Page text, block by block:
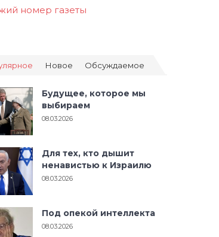
Новое Обсуждаемое
Будущее, которое мы
выбираем
08.03.2026
Для тех, кто дышит
ненавистью к Израилю
08.03.2026
Под опекой интеллекта
08.03.2026